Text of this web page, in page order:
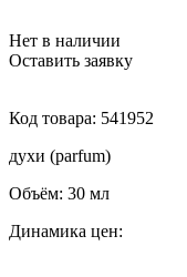
Нет в наличии
Оставить заявку
Код товара: 541952
духи (parfum)
Объём: 30 мл
Динамика цен: